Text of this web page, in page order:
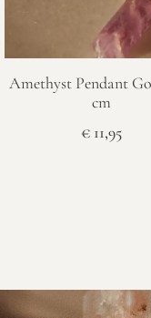
Amethyst Pendant
cm
€ 11,95